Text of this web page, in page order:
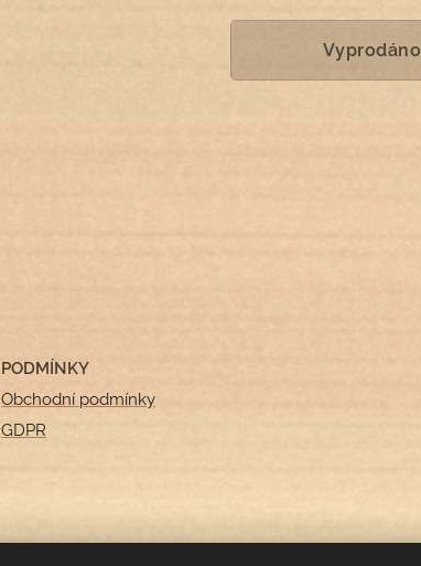
Vyprodáno
PODMÍNKY
Obchodní podmínky
GDPR